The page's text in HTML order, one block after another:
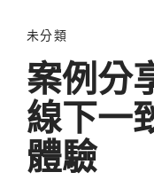
未分類
案例分
線下一
體驗